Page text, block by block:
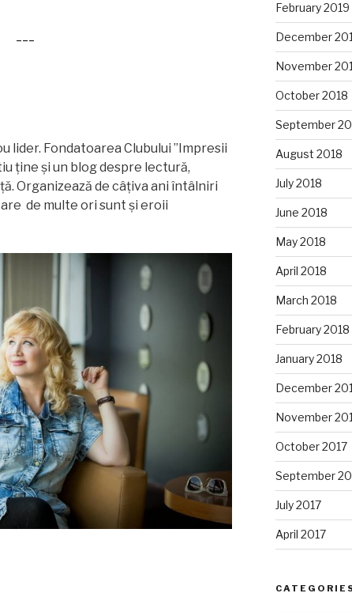
lider. Fondatoarea Clubului ”Impresii
ține și un blog despre lectură,
Organizează de câțiva ani întâlniri
de multe ori sunt și eroii
February 2019
December
November
October 2018
September
August 2018
July 2018
June 2018
May 2018
April 2018
March 2018
February 2018
January 2018
December
November
October 2017
September
July 2017
April 2017